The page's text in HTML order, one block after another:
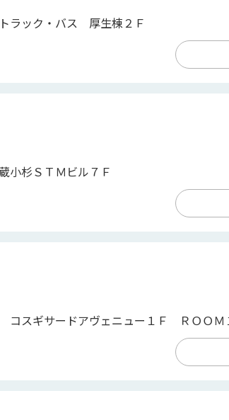
ラック・バス 厚生棟２Ｆ
小杉ＳＴＭビル７Ｆ
スギサードアヴェニュー１Ｆ ＲＯＯＭ